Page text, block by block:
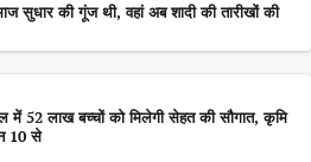
सुधार की गूंज थी, वहां अब शादी की तारीखों की
में 52 लाख बच्चों को मिलेगी सेहत की सौगात, कृमि
10 से